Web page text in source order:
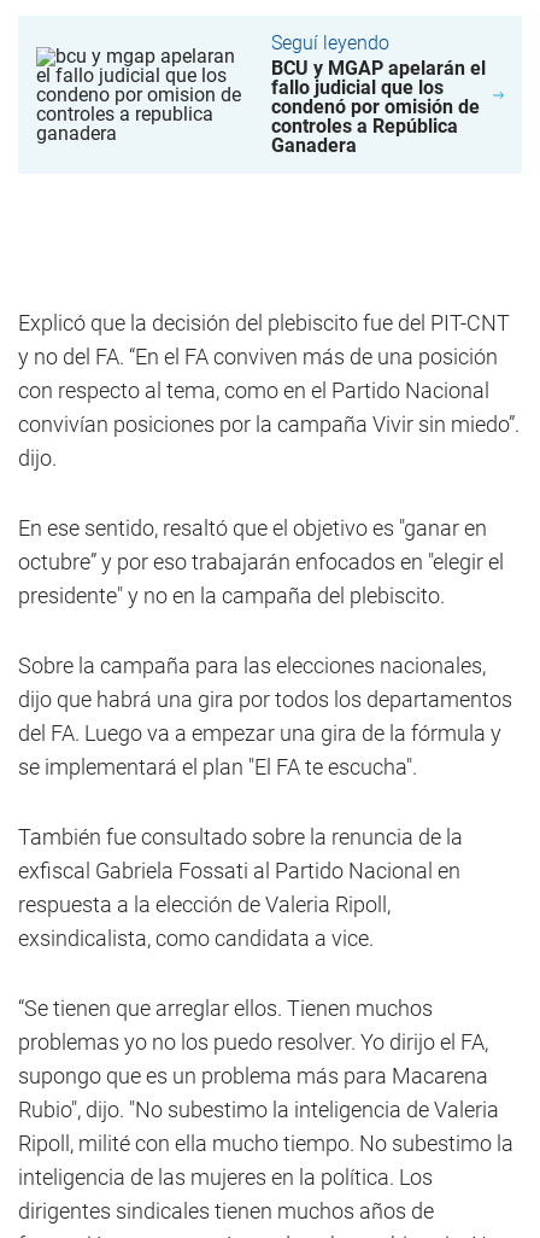
Seguí leyendo
BCU y MGAP apelarán el
fallo judicial que los
condenó por omisión de
controles a República
Ganadera
Explicó que la decisión del plebiscito fue del PIT-CNT
y no del FA. “En el FA conviven más de una posición
con respecto al tema, como en el Partido Nacional
convivían posiciones por la campaña Vivir sin miedo”.
dijo.
En ese sentido, resaltó que el objetivo es "ganar en
octubre” y por eso trabajarán enfocados en "elegir el
presidente" y no en la campaña del plebiscito.
Sobre la campaña para las elecciones nacionales,
dijo que habrá una gira por todos los departamentos
del FA. Luego va a empezar una gira de la fórmula y
se implementará el plan "El FA te escucha".
También fue consultado sobre la renuncia de la
exfiscal Gabriela Fossati al Partido Nacional en
respuesta a la elección de Valeria Ripoll,
exsindicalista, como candidata a vice.
“Se tienen que arreglar ellos. Tienen muchos
problemas yo no los puedo resolver. Yo dirijo el FA,
supongo que es un problema más para Macarena
Rubio", dijo. "No subestimo la inteligencia de Valeria
Ripoll, milité con ella mucho tiempo. No subestimo la
inteligencia de las mujeres en la política. Los
dirigentes sindicales tienen muchos años de